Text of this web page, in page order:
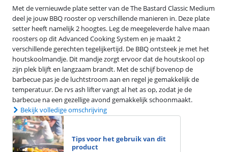
Met de vernieuwde plate setter van de The Bastard Classic Medium
deel je jouw BBQ rooster op verschillende manieren in. Deze plate
setter heeft namelijk 2 hoogtes. Leg de meegeleverde halve maan
roosters op dit Advanced Cooking System en je maakt 2
verschillende gerechten tegelijkertijd. De BBQ ontsteek je met het
houtskoolmandje. Dit mandje zorgt ervoor dat de houtskool op
zijn plek blijft en langzaam brandt. Met de schijf bovenop de
barbecue pas je de luchtstroom aan en regel je gemakkelijk de
temperatuur. De rvs ash lifter vangt al het as op, zodat je de
barbecue na een gezellige avond gemakkelijk schoonmaakt.
Bekijk volledige omschrijving
Tips voor het gebruik van dit
product